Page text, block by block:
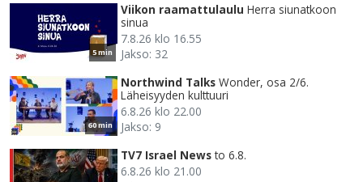
5 min
Viikon raamattulaulu Herra siunatkoon
sinua
7.8.26 klo 16.55
Jakso: 32
60 min
Northwind Talks Wonder, osa 2/6.
Läheisyyden kulttuuri
6.8.26 klo 22.00
Jakso: 9
TV7 Israel News to 6.8.
6.8.26 klo 21.00